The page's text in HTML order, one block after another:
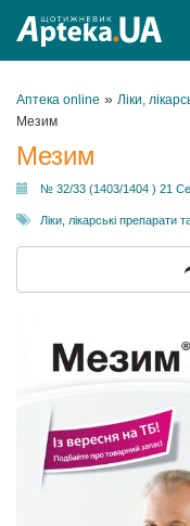
Аптека online » Ліки,
Мезим
Мезим
№ 32/33 (1403/1404 ) 21
Ліки, лікарські препарати